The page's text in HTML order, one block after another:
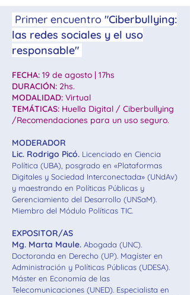
Primer encuentro "Ciberbullying:
las redes sociales y el uso
responsable"
FECHA: 19 de agosto | 17hs
DURACIÓN: 2hs.
MODALIDAD: Virtual
TEMÁTICAS: Huella Digital / Ciberbullying
/Recomendaciones para un uso seguro.
MODERADOR
Lic. Rodrigo Picó. Licenciado en Ciencia
Política (UBA), posgrado en «Plataformas
Digitales y Sociedad Interconectada» (UNdAv)
y maestrando en Políticas Públicas y
Gerenciamiento del Desarrollo (UNSaM).
Miembro del Módulo Políticas TIC.
EXPOSITOR/AS
Mg. Marta Maule. Abogada (UNC).
Doctoranda en Derecho (UP). Magíster en
Administración y Políticas Públicas (UDESA).
Máster en Economía de las
Telecomunicaciones (UNED). Especialista en